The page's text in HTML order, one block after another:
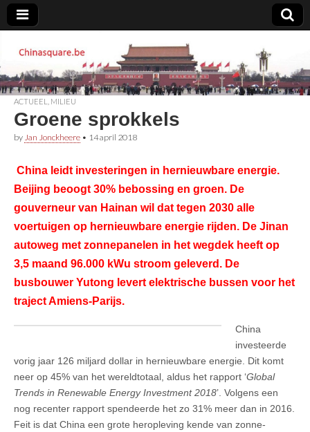
Chinasquare.be
ACTUEEL MILIEU
Groene sprokkels
by Jan Jonckheere • 14 april 2018
China leidt investeringen in hernieuwbare energie.
Beijing beoogt 30% bebossing en groen. De
gouverneur van Hainan wil dat tegen 2030 alle
voertuigen op hernieuwbare energie rijden. De Jinan
autoweg met zonnepanelen in het wegdek heeft op
3,5 maand 96.000 kWu stroom geleverd. De
busbouwer Yutong levert elektrische bussen voor het
traject Amiens-Parijs.
China
investeerde
vorig jaar 126 miljard dollar in hernieuwbare energie. Dit komt
neer op 45% van het wereldtotaal, aldus het rapport ‘Global
Trends in Renewable Energy Investment 2018’. Volgens een
nog recenter rapport spendeerde het zo 31% meer dan in 2016.
Feit is dat China een grote heropleving kende van zonne-